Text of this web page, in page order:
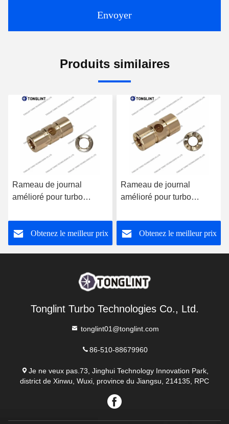
Envoyer
Produits similaires
Rameau de journal
amélioré pour turbo
d'huile
Obtenez le meilleur prix
Rameau de journal
amélioré pour turbo
d'huile
Obtenez le meilleur prix
Tonglint Turbo Technologies Co., Ltd.
tonglint01@tonglint.com
86-510-88679960
Je ne veux pas.73, Jinghui Technology Innovation Park,
district de Xinwu, Wuxi, province du Jiangsu, 214135, RPC